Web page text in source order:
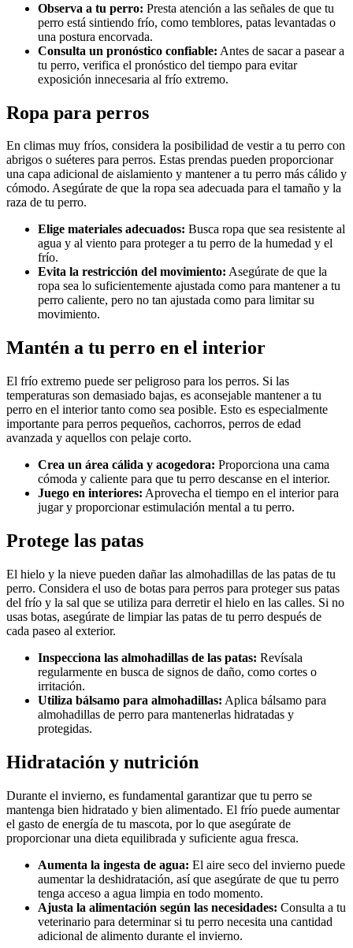
Observa a tu perro: Presta atención a las señales de que tu
perro está sintiendo frío, como temblores, patas levantadas o
una postura encorvada.
Consulta un pronóstico confiable: Antes de sacar a pasear a
tu perro, verifica el pronóstico del tiempo para evitar
exposición innecesaria al frío extremo.
Ropa para perros
En climas muy fríos, considera la posibilidad de vestir a tu perro con
abrigos o suéteres para perros. Estas prendas pueden proporcionar
una capa adicional de aislamiento y mantener a tu perro más cálido y
cómodo. Asegúrate de que la ropa sea adecuada para el tamaño y la
raza de tu perro.
Elige materiales adecuados: Busca ropa que sea resistente al
agua y al viento para proteger a tu perro de la humedad y el
frío.
Evita la restricción del movimiento: Asegúrate de que la
ropa sea lo suficientemente ajustada como para mantener a tu
perro caliente, pero no tan ajustada como para limitar su
movimiento.
Mantén a tu perro en el interior
El frío extremo puede ser peligroso para los perros. Si las
temperaturas son demasiado bajas, es aconsejable mantener a tu
perro en el interior tanto como sea posible. Esto es especialmente
importante para perros pequeños, cachorros, perros de edad
avanzada y aquellos con pelaje corto.
Crea un área cálida y acogedora: Proporciona una cama
cómoda y caliente para que tu perro descanse en el interior.
Juego en interiores: Aprovecha el tiempo en el interior para
jugar y proporcionar estimulación mental a tu perro.
Protege las patas
El hielo y la nieve pueden dañar las almohadillas de las patas de tu
perro. Considera el uso de botas para perros para proteger sus patas
del frío y la sal que se utiliza para derretir el hielo en las calles. Si no
usas botas, asegúrate de limpiar las patas de tu perro después de
cada paseo al exterior.
Inspecciona las almohadillas de las patas: Revísala
regularmente en busca de signos de daño, como cortes o
irritación.
Utiliza bálsamo para almohadillas: Aplica bálsamo para
almohadillas de perro para mantenerlas hidratadas y
protegidas.
Hidratación y nutrición
Durante el invierno, es fundamental garantizar que tu perro se
mantenga bien hidratado y bien alimentado. El frío puede aumentar
el gasto de energía de tu mascota, por lo que asegúrate de
proporcionar una dieta equilibrada y suficiente agua fresca.
Aumenta la ingesta de agua: El aire seco del invierno puede
aumentar la deshidratación, así que asegúrate de que tu perro
tenga acceso a agua limpia en todo momento.
Ajusta la alimentación según las necesidades: Consulta a tu
veterinario para determinar si tu perro necesita una cantidad
adicional de alimento durante el invierno.